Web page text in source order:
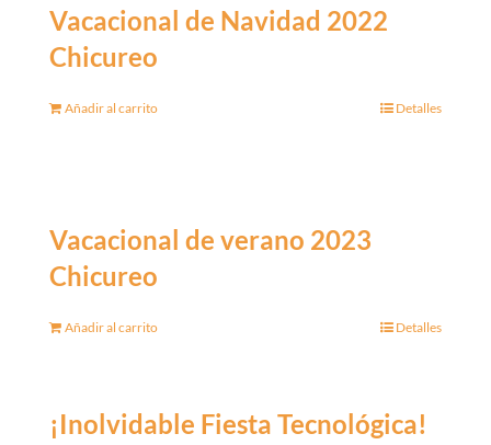
Vacacional de Navidad 2022
Chicureo
Añadir al carrito Detalles
Vacacional de verano 2023
Chicureo
Añadir al carrito Detalles
¡Inolvidable Fiesta Tecnológica!